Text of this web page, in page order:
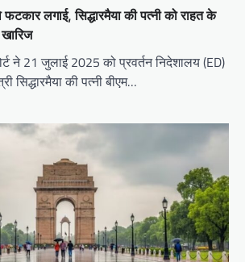
लगाई, सिद्धारमैया की पत्नी को राहत के
ने 21 जुलाई 2025 को प्रवर्तन निदेशालय (ED)
सिद्धारमैया की पत्नी बीएम…